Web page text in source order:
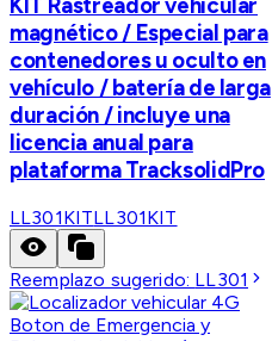
KIT Rastreador vehicular
magnético / Especial para
contenedores u oculto en
vehículo / batería de larga
duración / incluye una
licencia anual para
plataforma TracksolidPro
LL301KITLL301KIT
Reemplazo sugerido: LL301